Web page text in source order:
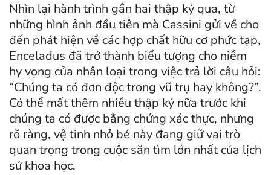
Nhìn lại hành trình gần hai thập kỷ qua, từ
những hình ảnh đầu tiên mà Cassini gửi về cho
đến phát hiện về các hợp chất hữu cơ phức tạp,
Enceladus đã trở thành biểu tượng cho niềm
hy vọng của nhân loại trong việc trả lời câu hỏi:
“Chúng ta có đơn độc trong vũ trụ hay không?”.
Có thể mất thêm nhiều thập kỷ nữa trước khi
chúng ta có được bằng chứng xác thực, nhưng
rõ ràng, vệ tinh nhỏ bé này đang giữ vai trò
quan trọng trong cuộc săn tìm lớn nhất của lịch
sử khoa học.